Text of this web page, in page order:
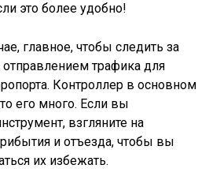
это более удобно!
главное, чтобы следить за
трафика для
Контроллер в основном
его много. Если вы
взгляните на
и отъезда, чтобы вы
их избежать.